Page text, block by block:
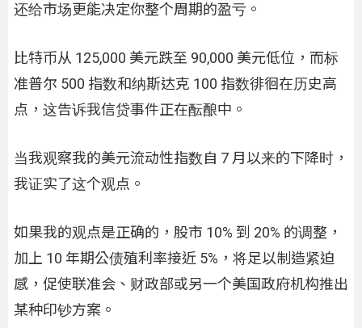
还给市场更能决定你整个周期的盈亏。
比特币从 125,000 美元跌至 90,000 美元低位，而标
准普尔 500 指数和纳斯达克 100 指数徘徊在历史高
点，这告诉我信贷事件正在酝酿中。
当我观察我的美元流动性指数自 7 月以来的下降时，
我证实了这个观点。
如果我的观点是正确的，股市 10% 到 20% 的调整，
加上 10 年期公债殖利率接近 5%，将足以制造紧迫
感，促使联准会、财政部或另一个美国政府机构推出
某种印钞方案。